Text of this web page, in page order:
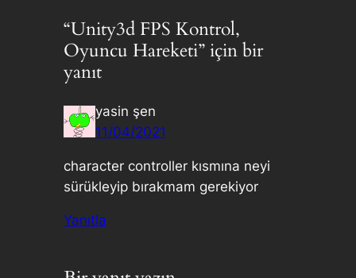
“Unity3d FPS Kontrol,
Oyuncu Hareketi” için bir
yanıt
yasin şen
11/04/2021
character controller kısmına neyi
sürükleyip bırakmam gerekiyor
Yanıtla